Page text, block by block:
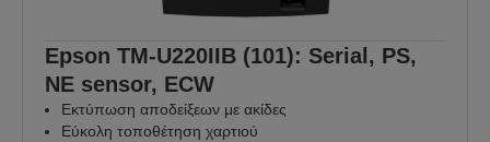
Epson TM-U220IIB (101): Serial, PS,
NE sensor, ECW
Εκτύπωση αποδείξεων με ακίδες
Εύκολη τοποθέτηση χαρτιού